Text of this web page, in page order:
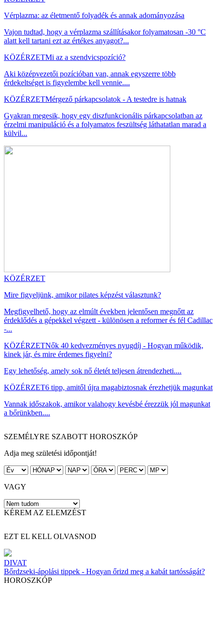
Vérplazma: az életmentő folyadék és annak adományozása
Vajon tudtad, hogy a vérplazma szállításakor folyamatosan -30 °C
alatt kell tartani ezt az értékes anyagot?...
KÖZÉRZETMi az a szendvicspozíció?
Aki középvezetői pozícióban van, annak egyszerre több
érdekeltséget is figyelembe kell vennie....
KÖZÉRZETMérgező párkapcsolatok - A testedre is hatnak
Gyakran megesik, hogy egy diszfunkcionális párkapcsolatban az
érzelmi manipuláció és a folyamatos feszültség láthatatlan marad a
külvil...
KÖZÉRZET
Mire figyeljünk, amikor pilates képzést választunk?
Megfigyelhető, hogy az elmúlt években jelentősen megnőtt az
érdeklődés a gépekkel végzett - különösen a reformer és fél Cadillac
-...
KÖZÉRZETNők 40 kedvezményes nyugdíj - Hogyan működik,
kinek jár, és mire érdemes figyelni?
Egy lehetőség, amely sok nő életét teljesen átrendezheti....
KÖZÉRZET6 tipp, amitől újra magabiztosnak érezhetjük magunkat
Vannak időszakok, amikor valahogy kevésbé érezzük jól magunkat
a bőrünkben....
SZEMÉLYRE SZABOTT HOROSZKÓP
Adja meg születési időpontját!
VAGY
KÉREM AZ ELEMZÉST
EZT EL KELL OLVASNOD
DIVAT
Bőrdzseki-ápolási tippek - Hogyan őrizd meg a kabát tartósságát?
HOROSZKÓP